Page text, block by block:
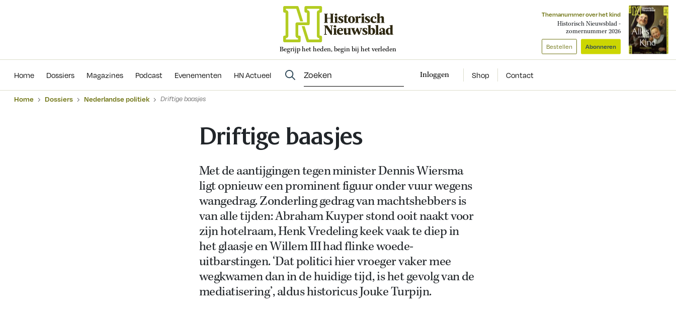
Begrijp het heden, begin bij het verleden
Themanummer over het kind
Historisch Nieuwsblad -
zomernummer 2026
Bestellen Abonneren
Home Dossiers Magazines Podcast Evenementen HN Actueel Inloggen Shop Contact
Evenementen
Home Dossiers Nederlandse politiek Driftige baasjes
Driftige baasjes
Met de aantijgingen tegen minister Dennis Wiersma
ligt opnieuw een prominent figuur onder vuur wegens
wangedrag. Zonderling gedrag van machtshebbers is
van alle tijden: Abraham Kuyper stond ooit naakt voor
zijn hotelraam, Henk Vredeling keek vaak te diep in
het glaasje en Willem III had flinke woede-
uitbarstingen. ‘Dat politici hier vroeger vaker mee
wegkwamen dan in de huidige tijd, is het gevolg van de
mediatisering’, aldus historicus Jouke Turpijn.